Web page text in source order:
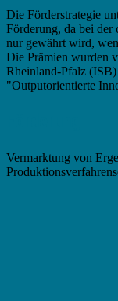
Die Förderstrategie
Förderung, da bei der
nur gewährt wird,
Die Prämien wurden
Rheinland-Pfalz
"Outputorientierte
Vermarktung von